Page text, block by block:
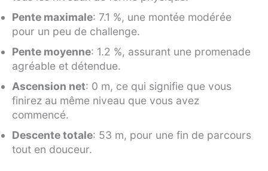
Pente maximale: 7.1 %, une montée modérée
pour un peu de challenge.
Pente moyenne: 1.2 %, assurant une promenade
agréable et détendue.
Ascension net: 0 m, ce qui signifie que vous
finirez au même niveau que vous avez
commencé.
Descente totale: 53 m, pour une fin de parcours
tout en douceur.